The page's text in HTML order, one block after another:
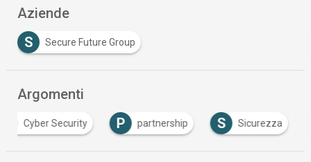
Aziende
S
Secure Future Group
Argomenti
Cyber Security P partnership S Sicurezza